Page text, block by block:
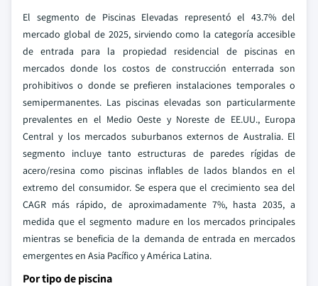
El segmento de Piscinas Elevadas representó el 43.7% del
mercado global de 2025, sirviendo como la categoría accesible
de entrada para la propiedad residencial de piscinas en
mercados donde los costos de construcción enterrada son
prohibitivos o donde se prefieren instalaciones temporales o
semipermanentes. Las piscinas elevadas son particularmente
prevalentes en el Medio Oeste y Noreste de EE.UU., Europa
Central y los mercados suburbanos externos de Australia. El
segmento incluye tanto estructuras de paredes rígidas de
acero/resina como piscinas inflables de lados blandos en el
extremo del consumidor. Se espera que el crecimiento sea del
CAGR más rápido, de aproximadamente 7%, hasta 2035, a
medida que el segmento madure en los mercados principales
mientras se beneficia de la demanda de entrada en mercados
emergentes en Asia Pacífico y América Latina.
Por tipo de piscina